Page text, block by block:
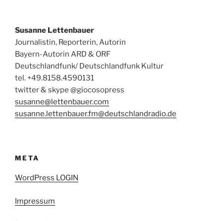
Susanne Lettenbauer
Journalistin, Reporterin, Autorin
Bayern-Autorin ARD & ORF
Deutschlandfunk/ Deutschlandfunk Kultur
tel. +49.8158.4590131
twitter & skype @giocosopress
susanne@lettenbauer.com
susanne.lettenbauer.fm@deutschlandradio.de
META
WordPress LOGIN
Impressum